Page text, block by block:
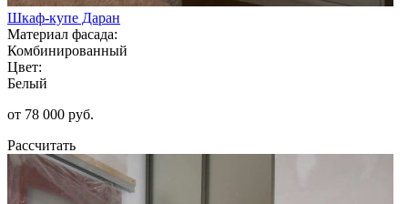
Шкаф-купе Даран
Материал фасада:
Комбинированный
Цвет:
Белый
от 78 000 руб.
Рассчитать